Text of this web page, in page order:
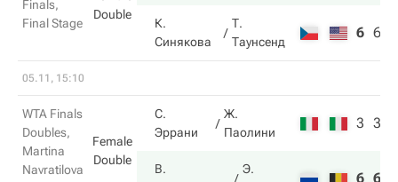
Finals,
Final Stage
Double
К.
Синякова
Т.
Таунсенд
6 6
05.11, 15:10
WTA Finals
Doubles,
Martina
Navratilova
Female
Double
С.
Эррани
Ж.
Паолини
3 3
В.
Э.
6 6